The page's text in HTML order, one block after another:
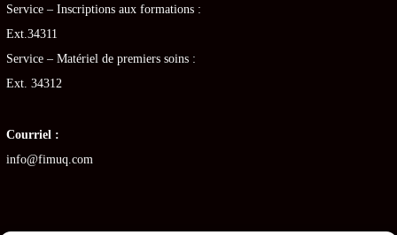
Service – Inscriptions aux formations :
Ext.34311
Service – Matériel de premiers soins :
Ext. 34312
Courriel :
info@fimuq.com